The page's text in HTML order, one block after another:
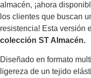
almacén, ¡ahora
los clientes que buscan
resistencia! Esta versión
colección ST Almacén.
Diseñado en formato
ligereza de un tejido